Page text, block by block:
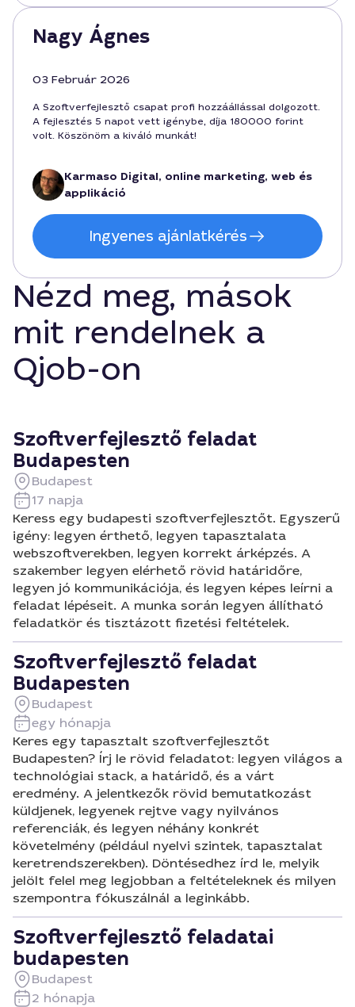
Nagy Ágnes
03 Február 2026
A Szoftverfejlesztő csapat profi hozzáállással dolgozott.
A fejlesztés 5 napot vett igénybe, díja 180000 forint
volt. Köszönöm a kiváló munkát!
Karmaso Digital, online marketing, web és
applikáció
Ingyenes ajánlatkérés
Nézd meg, mások
mit rendelnek a
Qjob-on
Szoftverfejlesztő feladat
Budapesten
Budapest
17 napja
Keress egy budapesti szoftverfejlesztőt. Egyszerű
igény: legyen érthető, legyen tapasztalata
webszoftverekben, legyen korrekt árképzés. A
szakember legyen elérhető rövid határidőre,
legyen jó kommunikációja, és legyen képes leírni a
feladat lépéseit. A munka során legyen állítható
feladatkör és tisztázott fizetési feltételek.
Szoftverfejlesztő feladat
Budapesten
Budapest
egy hónapja
Keres egy tapasztalt szoftverfejlesztőt
Budapesten? Írj le rövid feladatot: legyen világos a
technológiai stack, a határidő, és a várt
eredmény. A jelentkezők rövid bemutatkozást
küldjenek, legyenek rejtve vagy nyilvános
referenciák, és legyen néhány konkrét
követelmény (például nyelvi szintek, tapasztalat
keretrendszerekben). Döntésedhez írd le, melyik
jelölt felel meg legjobban a feltételeknek és milyen
szempontra fókuszálnál a leginkább.
Szoftverfejlesztő feladatai
budapesten
Budapest
2 hónapja